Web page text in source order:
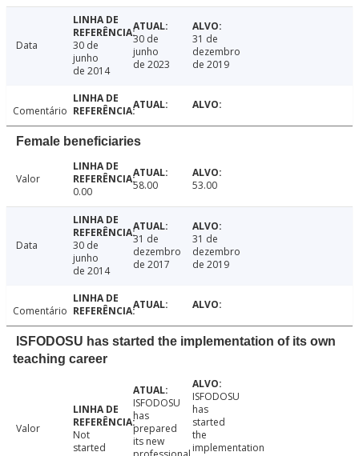
Data
30 de
junho
de 2014
30 de
junho
de 2023
31 de
dezembro
de 2019
Comentário
Female beneficiaries
Valor
0.00
58.00 53.00
Data
30 de
junho
de 2014
31 de
dezembro
de 2017
31 de
dezembro
de 2019
Comentário
ISFODOSU has started the implementation of its own
teaching career
Valor
Not
started
ISFODOSU
has
prepared
its new
ISFODOSU
has
started
the
implementation